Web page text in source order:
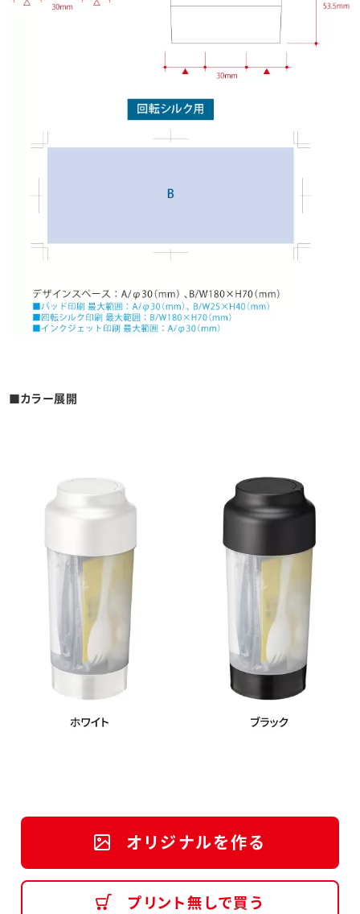
■カラー展開
オリジナルを作る
プリント無しで買う